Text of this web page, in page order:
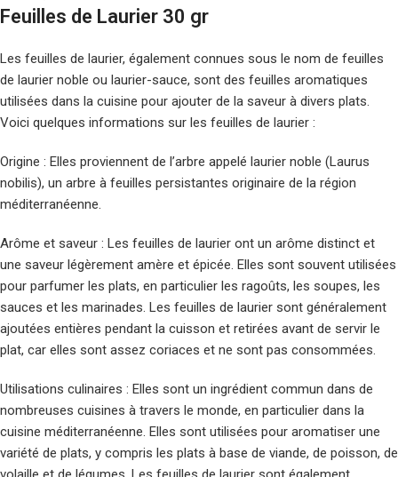
Feuilles de Laurier 30 gr
Les feuilles de laurier, également connues sous le nom de feuilles
de laurier noble ou laurier-sauce, sont des feuilles aromatiques
utilisées dans la cuisine pour ajouter de la saveur à divers plats.
Voici quelques informations sur les feuilles de laurier :
Origine : Elles proviennent de l’arbre appelé laurier noble (Laurus
nobilis), un arbre à feuilles persistantes originaire de la région
méditerranéenne.
Arôme et saveur : Les feuilles de laurier ont un arôme distinct et
une saveur légèrement amère et épicée. Elles sont souvent utilisées
pour parfumer les plats, en particulier les ragoûts, les soupes, les
sauces et les marinades. Les feuilles de laurier sont généralement
ajoutées entières pendant la cuisson et retirées avant de servir le
plat, car elles sont assez coriaces et ne sont pas consommées.
Utilisations culinaires : Elles sont un ingrédient commun dans de
nombreuses cuisines à travers le monde, en particulier dans la
cuisine méditerranéenne. Elles sont utilisées pour aromatiser une
variété de plats, y compris les plats à base de viande, de poisson, de